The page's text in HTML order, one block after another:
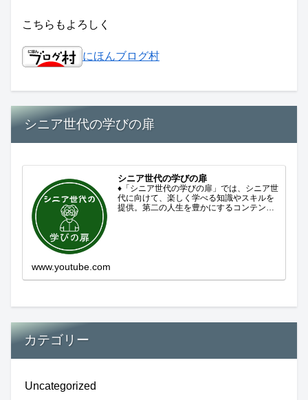
こちらもよろしく
にほんブログ村
シニア世代の学びの扉
シニア世代の学びの扉
♦「シニア世代の学びの扉」では、シニア世
代に向けて、楽しく学べる知識やスキルを
提供。第二の人生を豊かにするコンテンツ
www.youtube.com
カテゴリー
Uncategorized